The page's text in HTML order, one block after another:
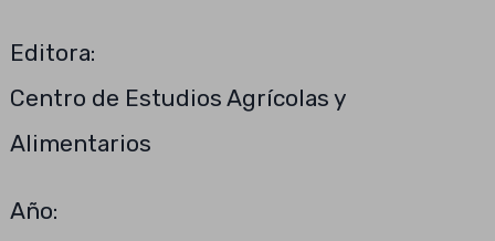
Editora:
Centro de Estudios Agrícolas y
Alimentarios
Año: